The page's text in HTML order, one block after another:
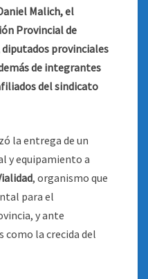
Malich, el
Provincial de
diputados provinciales
de integrantes
del sindicato
la entrega de un
y equipamiento a
, organismo que
para el
y ante
la crecida del